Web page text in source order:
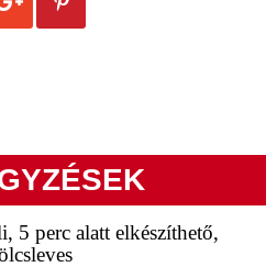
5 perc alatt elkészíthető,